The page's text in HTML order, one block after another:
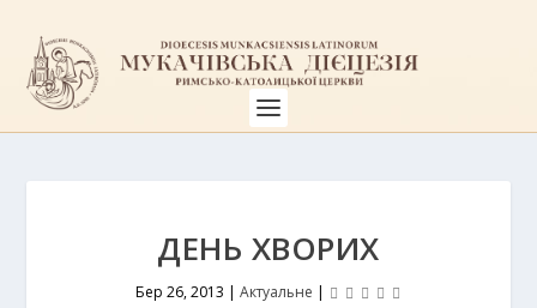
ДЕНЬ ХВОРИХ
Бер 26, 2013 | Актуальне |